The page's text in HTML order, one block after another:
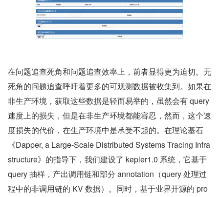
在问题追查死角和问题追查效率上，前者显得更为迫切。无
死角的问题追查呼吁着更多的可观测数据被收集到。如果在
非生产环境，获取这些数据是轻而易举的，虽然会有 query
速度上的损失，但是在非生产环境都能容忍，然而，这个速
度损失的代价，在生产环境中是承受不起的。在理论基石
《Dapper, a Large-Scale Distributed Systems Tracing Infra
structure》的指导下，我们建设了 kepler1.0 系统，它基于
query 抽样，产出调用链和部分 annotation（query 处理过
程中的非调用链的 KV 数据）。同时，基于业界开源的 pro